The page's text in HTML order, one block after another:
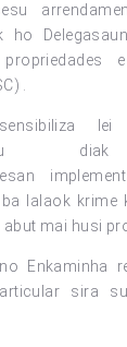
ho
.
lalaok krime
abut mai husi
Enkaminha
sira